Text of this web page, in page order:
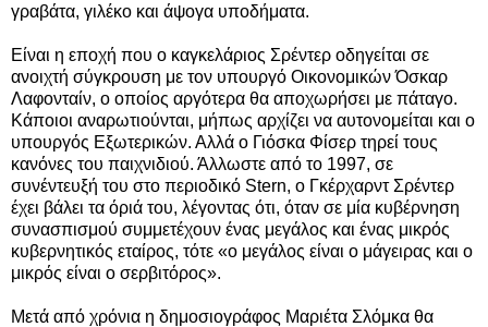
γραβάτα, γιλέκο και άψογα υποδήματα.
Είναι η εποχή που ο καγκελάριος Σρέντερ οδηγείται σε
ανοιχτή σύγκρουση με τον υπουργό Οικονομικών Όσκαρ
Λαφονταίν, ο οποίος αργότερα θα αποχωρήσει με πάταγο.
Κάποιοι αναρωτιούνται, μήπως αρχίζει να αυτονομείται και ο
υπουργός Εξωτερικών. Αλλά ο Γιόσκα Φίσερ τηρεί τους
κανόνες του παιχνιδιού. Άλλωστε από το 1997, σε
συνέντευξή του στο περιοδικό Stern, o Γκέρχαρντ Σρέντερ
έχει βάλει τα όριά του, λέγοντας ότι, όταν σε μία κυβέρνηση
συνασπισμού συμμετέχουν ένας μεγάλος και ένας μικρός
κυβερνητικός εταίρος, τότε «ο μεγάλος είναι ο μάγειρας και ο
μικρός είναι ο σερβιτόρος».
Μετά από χρόνια η δημοσιογράφος Μαριέτα Σλόμκα θα